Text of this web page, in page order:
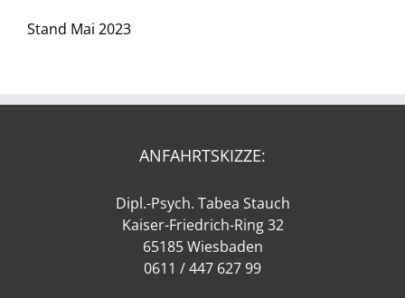
Stand Mai 2023
ANFAHRTSKIZZE:
Dipl.-Psych. Tabea Stauch
Kaiser-Friedrich-Ring 32
65185 Wiesbaden
0611 / 447 627 99